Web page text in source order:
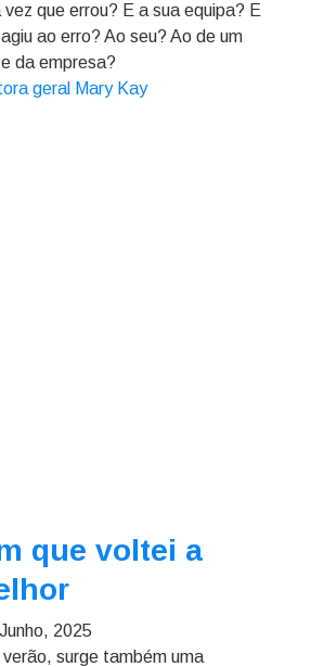
que errou? E a sua equipa? E
ao erro? Ao seu? Ao de um
da empresa?
que voltei a
2025
surge também uma